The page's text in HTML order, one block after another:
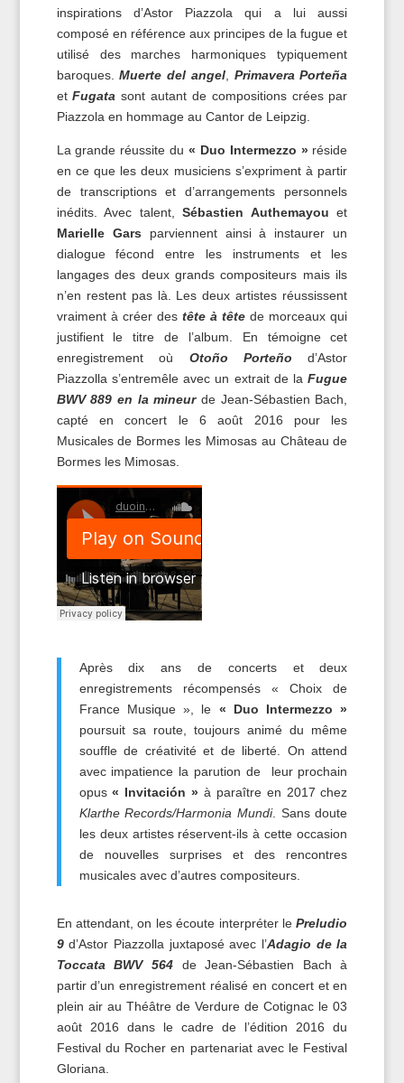
inspirations d’Astor Piazzola qui a lui aussi
composé en référence aux principes de la fugue et
utilisé des marches harmoniques typiquement
baroques.Muerte del angel, Primavera Porteña
etFugatasont autant de compositions crées par
Piazzola en hommage au Cantor de Leipzig.
La grande réussite du « Duo Intermezzo »réside
en ce que les deux musiciens s’expriment à partir
de transcriptions et d’arrangements personnels
inédits. Avec talent,Sébastien Authemayou et
Marielle Gars parviennent ainsi à instaurer un
dialogue fécond entre les instruments et les
langages des deux grands compositeurs mais ils
n’en restent pas là. Les deux artistes réussissent
vraiment à créer des tête à tête de morceaux qui
justifient le titre de l’album. En témoigne cet
enregistrement où Otoño Porteño d’Astor
Piazzolla s’entremêle avec un extrait de laFugue
BWV 889 en la mineurde Jean-Sébastien Bach,
capté en concert le 6 août 2016 pour les
Musicales de Bormes les Mimosas au Château de
Bormes les Mimosas.
Après dix ans de concerts et deux
enregistrements récompensés « Choix de
France Musique », le « Duo Intermezzo »
poursuit sa route, toujours animé du même
souffle de créativité et de liberté. On attend
avec impatience la parution de leur prochain
opus« Invitación » à paraître en 2017 chez
Klarthe Records/Harmonia Mundi. Sans doute
les deux artistes réservent-ils à cette occasion
de nouvelles surprises et des rencontres
musicales avec d’autres compositeurs.
En attendant, on les écoute interpréter lePreludio
9d’Astor Piazzolla juxtaposé avec l’Adagio de la
Toccata BWV 564de Jean-Sébastien Bach à
partir d’un enregistrement réalisé en concert et en
plein air au Théâtre de Verdure de Cotignac le 03
août 2016 dans le cadre de l’édition 2016 du
Festival du Rocher en partenariat avec le Festival
Gloriana.